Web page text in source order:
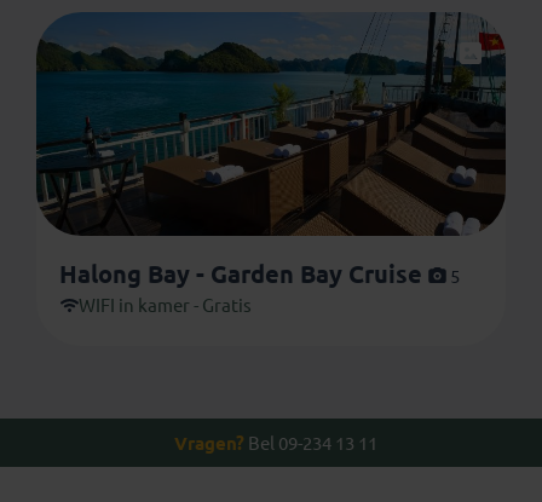
Halong Bay - Garden Bay Cruise
5
WIFI in kamer - Gratis
Vragen? Bel 09-234 13 11